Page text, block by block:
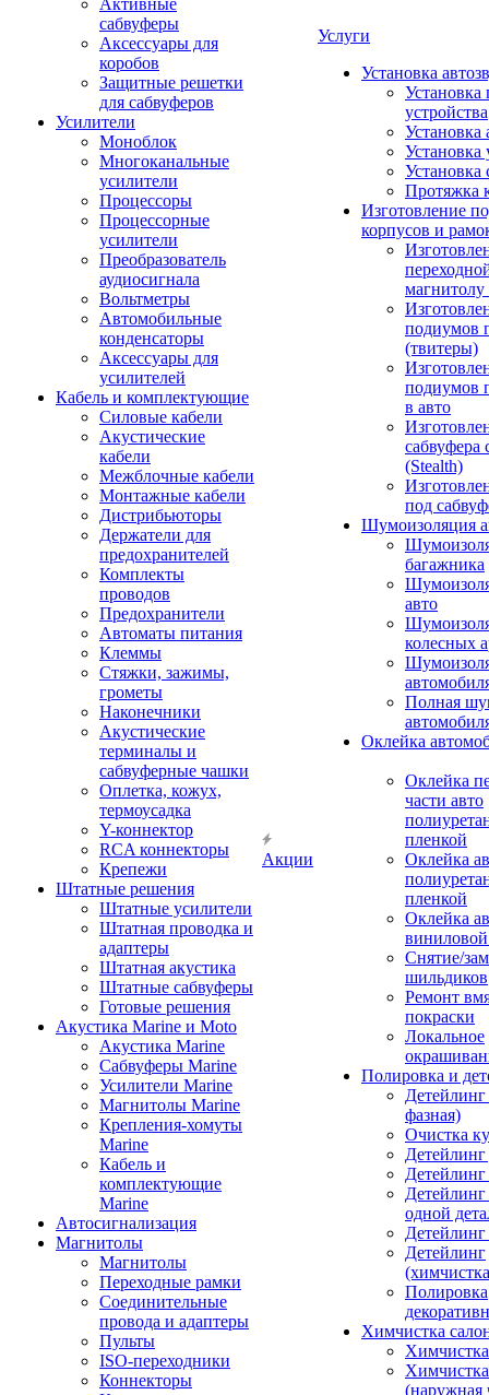
Активные
сабвуферы
Аксессуары для
коробов
Защитные решетки
для сабвуферов
Усилители
Моноблок
Многоканальные
усилители
Процессоры
Процессорные
усилители
Преобразователь
аудиосигнала
Вольтметры
Автомобильные
конденсаторы
Аксессуары для
усилителей
Кабель и комплектующие
Силовые кабели
Акустические
кабели
Межблочные кабели
Монтажные кабели
Дистрибьюторы
Держатели для
предохранителей
Комплекты
проводов
Предохранители
Автоматы питания
Клеммы
Стяжки, зажимы,
грометы
Наконечники
Акустические
терминалы и
сабвуферные чашки
Оплетка, кожух,
термоусадка
Y-коннектор
RCA коннекторы
Крепежи
Штатные решения
Штатные усилители
Штатная проводка и
адаптеры
Штатная акустика
Штатные сабвуферы
Готовые решения
Акустика Marine и Moto
Акустика Marine
Сабвуферы Marine
Усилители Marine
Магнитолы Marine
Крепления-хомуты
Marine
Кабель и
комплектующие
Marine
Автосигнализация
Магнитолы
Магнитолы
Переходные рамки
Соединительные
провода и адаптеры
Пульты
ISO-переходники
Коннекторы
Акции
Услуги
Установка
Установка
устройства
Установка
Установка
Установка
Протяжка
Изготовление
корпусов и
подиумов
(твитеры)
подиумов
в авто
сабвуфера
(Stealth)
под
Шумоизоляция
багажника
авто
колесных
Полная
Оклейка
Оклейка
части авто
пленкой
Оклейка
пленкой
Оклейка
Снятие/
шильдиков
Ремонт
покраски
Локальное
Полировка и
фазная)
Очистка
Детейлинг
одной
Детейлинг
Полировка
Химчистка
(наружная